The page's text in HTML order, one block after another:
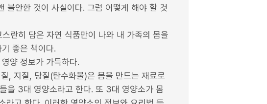
불안한 것이 사실이다. 그럼 어떻게 해야 할 것
란히 담은 자연 식품만이 나와 내 가족의 몸을
좋은 책이다.
양 정보가 가득하다.
, 지질, 당질(탄수화물)은 몸을 만드는 재료로
을 3대 영양소라고 한다. 또 3대 영양소가 몸